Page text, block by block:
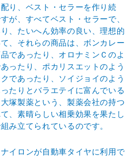
り、ベスト・セラーを作り続
すが、すべてベスト・セラーで、
、 たいへん効率の良い、理想的
、それらの商品は、ボンカレー
であったり 、オロナミンＣのよ
ったり、ポカリ スエットのよう
であったり、ソイジ ョイのよう
たりとバラエテイに富んでいる
塚製薬という、製薬会社の持つ
、素晴らしい相乗効果を果たし
み立てられているのです。
イロンが自動車タイヤに利用で